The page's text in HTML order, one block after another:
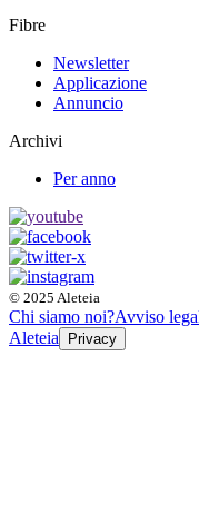
Fibre
Newsletter
Applicazione
Annuncio
Archivi
Per anno
© 2025 Aleteia
Chi siamo noi?Avviso
Aleteia
Privacy